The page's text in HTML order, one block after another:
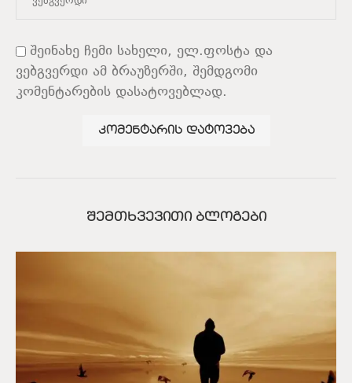
შეინახე ჩემი სახელი, ელ.ფოსტა და
ვებგვერდი ამ ბრაუზერში, შემდგომი
კომენტარების დასატოვებლად.
ᲨᲔᲛᲗᲮᲕᲔᲕᲘᲗᲘ ᲑᲚᲝᲒᲔᲑᲘ